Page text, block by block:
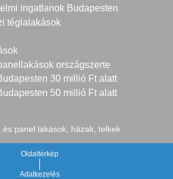
ingatlanok Budapesten
téglalakások
országszerte
30 millió Ft alatt
50 millió Ft alatt
és panel lakások, házak, telkek
Oldaltérkép
Adatkezelés